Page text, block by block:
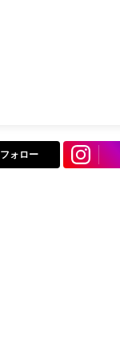
フォロー